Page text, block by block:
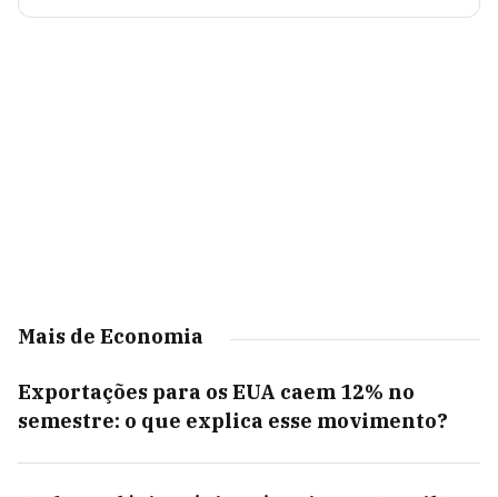
Mais de Economia
Exportações para os EUA caem 12% no
semestre: o que explica esse movimento?